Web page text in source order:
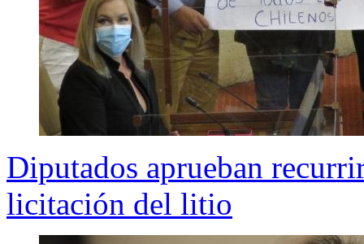
Diputados aprueban
licitación del litio